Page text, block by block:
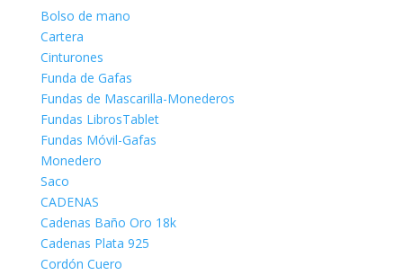
Bolso de mano
Cartera
Cinturones
Funda de Gafas
Fundas de Mascarilla-Monederos
Fundas LibrosTablet
Fundas Móvil-Gafas
Monedero
Saco
CADENAS
Cadenas Baño Oro 18k
Cadenas Plata 925
Cordón Cuero